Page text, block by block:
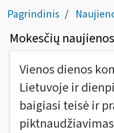
Pagrindinis
Mokesčių naujienos
Vienos dienos
Lietuvoje ir
baigiasi teisė ir